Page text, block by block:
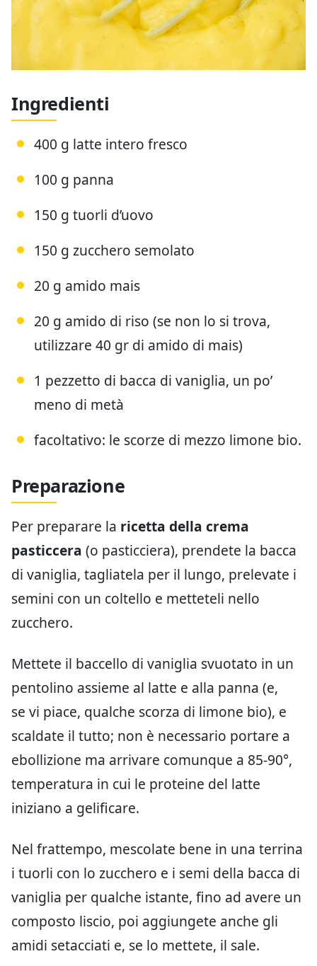
Ingredienti
400 g latte intero fresco
100 g panna
150 g tuorli d’uovo
150 g zucchero semolato
20 g amido mais
20 g amido di riso (se non lo si trova,
utilizzare 40 gr di amido di mais)
1 pezzetto di bacca di vaniglia, un po’
meno di metà
facoltativo: le scorze di mezzo limone bio.
Preparazione
Per preparare la ricetta della crema
pasticcera (o pasticciera), prendete la bacca
di vaniglia, tagliatela per il lungo, prelevate i
semini con un coltello e metteteli nello
zucchero.
Mettete il baccello di vaniglia svuotato in un
pentolino assieme al latte e alla panna (e,
se vi piace, qualche scorza di limone bio), e
scaldate il tutto; non è necessario portare a
ebollizione ma arrivare comunque a 85-90°,
temperatura in cui le proteine del latte
iniziano a gelificare.
Nel frattempo, mescolate bene in una terrina
i tuorli con lo zucchero e i semi della bacca di
vaniglia per qualche istante, fino ad avere un
composto liscio, poi aggiungete anche gli
amidi setacciati e, se lo mettete, il sale.